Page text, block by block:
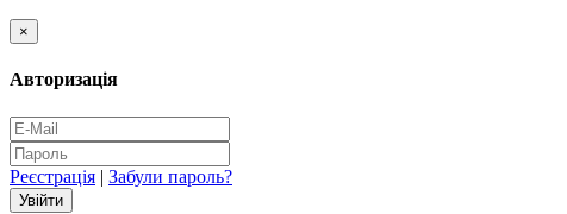
×
Авторизація
Реєстрація | Забули пароль?